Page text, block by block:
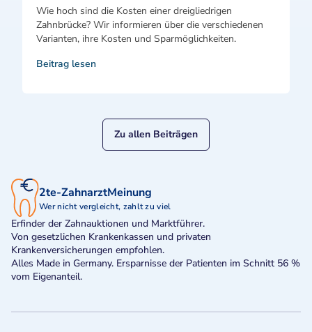
Wie hoch sind die Kosten einer dreigliedrigen
Zahnbrücke? Wir informieren über die verschiedenen
Varianten, ihre Kosten und Sparmöglichkeiten.
Beitrag lesen
Zu allen Beiträgen
2te-ZahnarztMeinung
Wer nicht vergleicht, zahlt zu viel
Erfinder der Zahnauktionen und Marktführer.
Von gesetzlichen Krankenkassen und privaten
Krankenversicherungen empfohlen.
Alles Made in Germany. Ersparnisse der Patienten im Schnitt 56 %
vom Eigenanteil.